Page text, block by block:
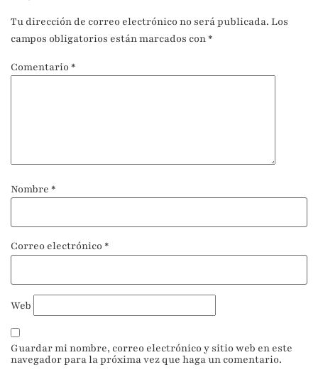
Tu dirección de correo electrónico no será publicada. Los
campos obligatorios están marcados con *
Comentario *
Nombre *
Correo electrónico *
Web
Guardar mi nombre, correo electrónico y sitio web en este
navegador para la próxima vez que haga un comentario.